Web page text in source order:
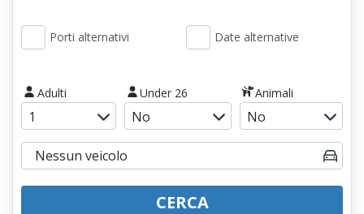
Porti alternativi Date alternative
Adulti Under 26 Animali
CERCA